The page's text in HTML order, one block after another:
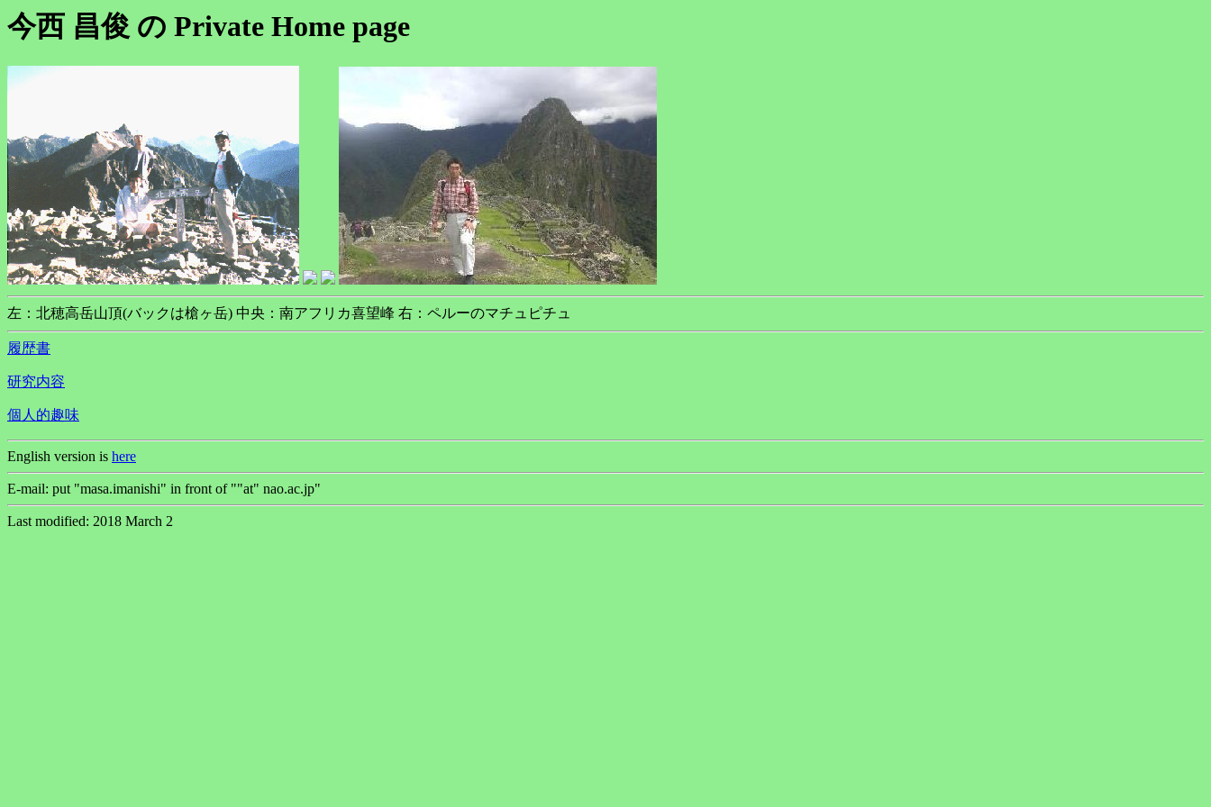
今西 昌俊 の Private Home page
左：北穂高岳山頂(バックは槍ヶ岳) 中央：南アフリカ喜望峰 右：ペルーのマチュピチュ
履歴書
研究内容
個人的趣味
English version is here
E-mail: put "masa.imanishi" in front of ""at" nao.ac.jp"
Last modified: 2018 March 2